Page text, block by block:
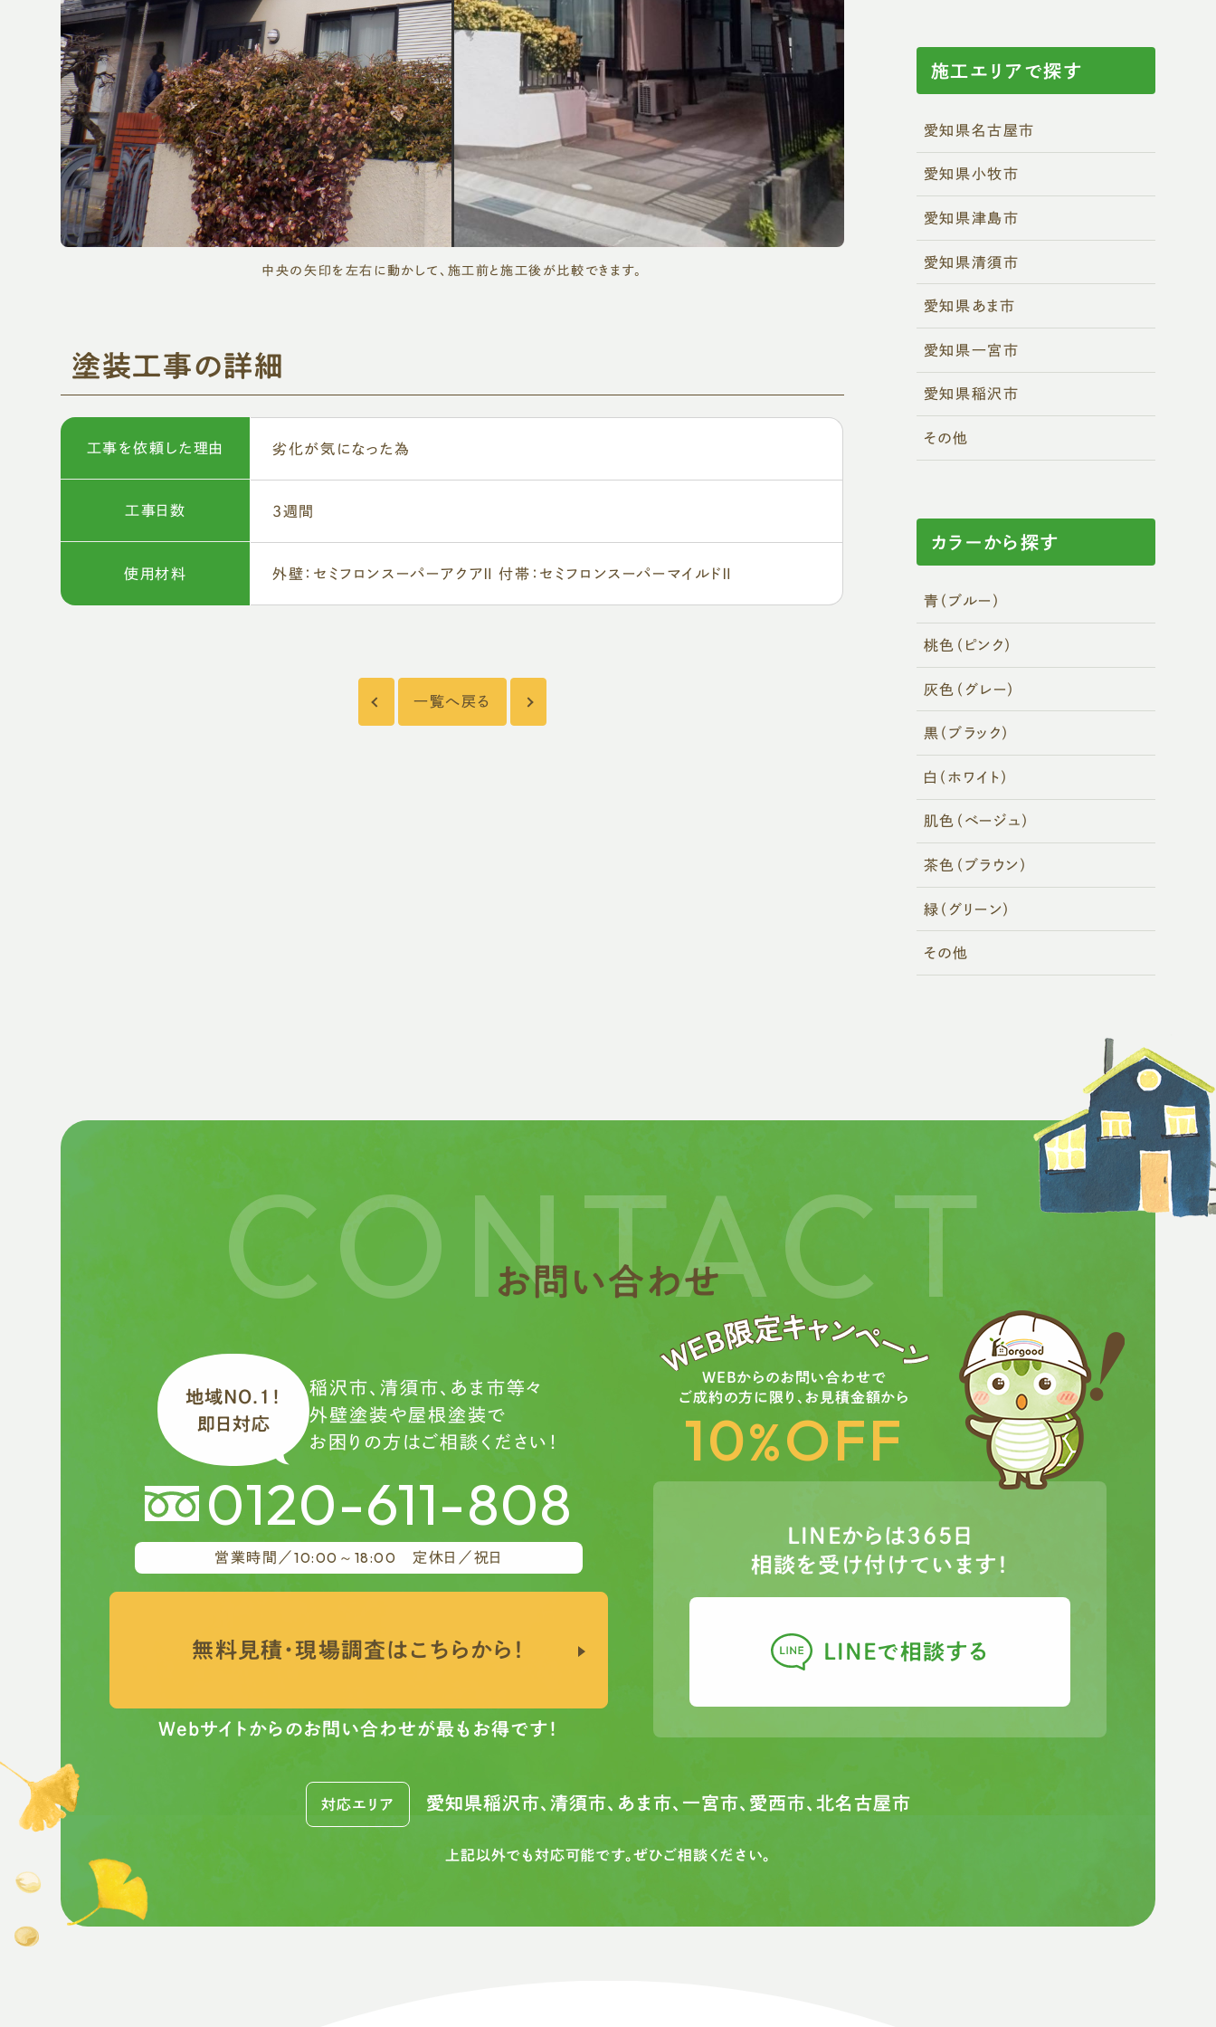
中央の矢印を左右に動かして、施工前と施工後が比較できます。
塗装工事の詳細
工事を依頼した理由 劣化が気になった為
工事日数 ３週間
使用材料 外壁：セミフロンスーパーアクアⅡ 付帯：セミフロンスーパーマイルドⅡ
一覧へ戻る
施工エリアで探す
愛知県名古屋市
愛知県小牧市
愛知県津島市
愛知県清須市
愛知県あま市
愛知県一宮市
愛知県稲沢市
その他
カラーから探す
青（ブルー）
桃色（ピンク）
灰色（グレー）
黒（ブラック）
白（ホワイト）
肌色（ベージュ）
茶色（ブラウン）
緑（グリーン）
その他
CONTACT
お問い合わせ
地域NO.1！
即日対応
稲沢市、清須市、あま市等々
外壁塗装や屋根塗装で
お困りの方はご相談ください！
0120-611-808
営業時間／10:00～18:00 定休日／祝日
無料見積・現場調査は こちらから！
Webサイトからのお問い合わせが最もお得です！
WEBからのお問い合わせで
ご成約の方に限り、お見積金額から
10%OFF
LINEからは365日
相談を受け付けています！
LINEで相談する
対応エリア 愛知県稲沢市、清須市、あま市、 一宮市、愛西市、北名古屋市
上記以外でも対応可能です。ぜひご相談ください。